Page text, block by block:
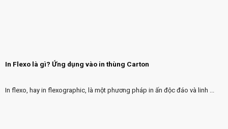
In Flexo là gì? Ứng dụng vào in thùng Carton
In flexo, hay in flexographic, là một phương pháp in ấn độc đáo và linh ...